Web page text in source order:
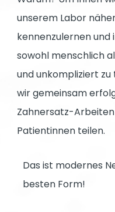
unserem Labor
kennenzulernen
sowohl menschlich
und unkompliziert
wir gemeinsam
Zahnersatz-
Patientinnen teilen.
Das ist modernes
besten Form!